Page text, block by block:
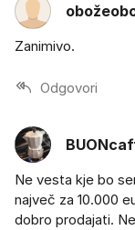
Zanimivo.
Odgovori
Ne vesta kje bo
največ za 10.000
dobro prodajati.